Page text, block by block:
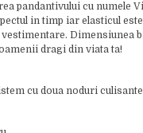
pandantivului cu numele
in timp iar elasticul
dragi din viata ta!
cu doua noduri